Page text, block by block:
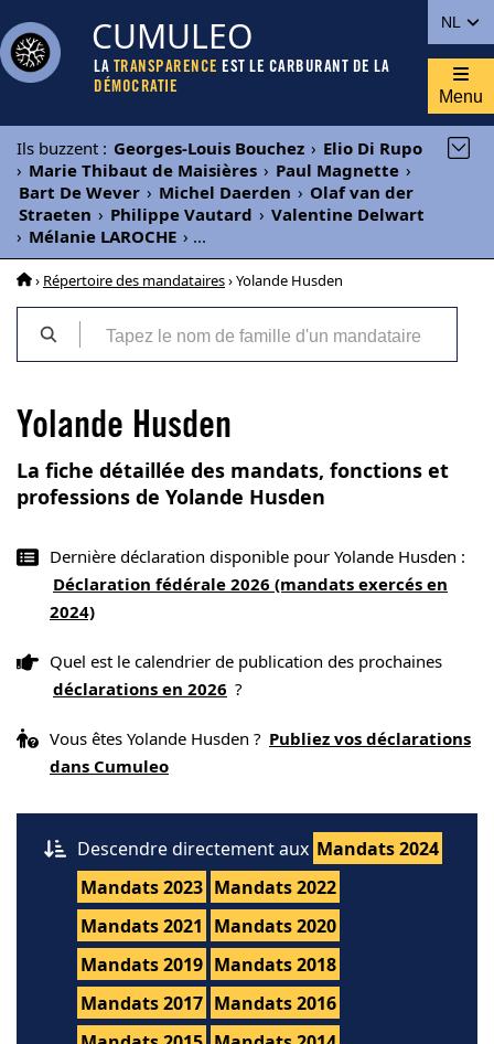
NL
CUMULEO
LA TRANSPARENCE EST LE CARBURANT DE LA
DÉMOCRATIE
Menu
Ils buzzent : Georges-Louis Bouchez › Elio Di Rupo
› Marie Thibaut de Maisières › Paul Magnette ›
Bart De Wever › Michel Daerden › Olaf van der
Straeten › Philippe Vautard › Valentine Delwart
› Mélanie LAROCHE › ...
› Répertoire des mandataires› Yolande Husden
Yolande Husden
La fiche détaillée des mandats, fonctions et
professions de Yolande Husden
Dernière déclaration disponible pour Yolande Husden :
Déclaration fédérale 2026 (mandats exercés en
2024)
Quel est le calendrier de publication des prochaines
déclarations en 2026 ?
Vous êtes Yolande Husden ? Publiez vos déclarations
dans Cumuleo
Descendre directement aux Mandats 2024
Mandats 2023 Mandats 2022
Mandats 2021 Mandats 2020
Mandats 2019 Mandats 2018
Mandats 2017 Mandats 2016